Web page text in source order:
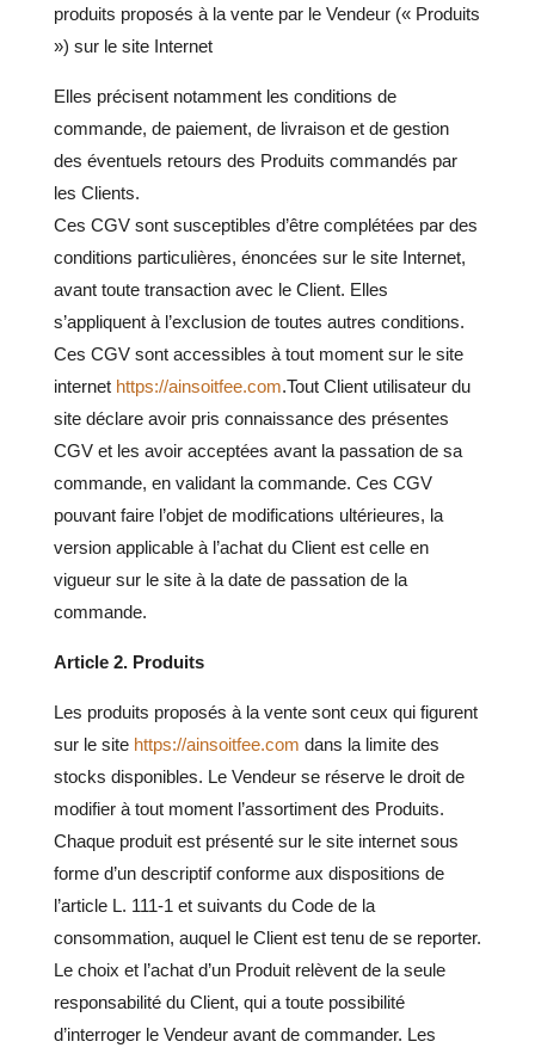
produits proposés à la vente par le Vendeur (« Produits
») sur le site Internet
Elles précisent notamment les conditions de
commande, de paiement, de livraison et de gestion
des éventuels retours des Produits commandés par
les Clients.
Ces CGV sont susceptibles d’être complétées par des
conditions particulières, énoncées sur le site Internet,
avant toute transaction avec le Client. Elles
s’appliquent à l’exclusion de toutes autres conditions.
Ces CGV sont accessibles à tout moment sur le site
internet https://ainsoitfee.com.Tout Client utilisateur du
site déclare avoir pris connaissance des présentes
CGV et les avoir acceptées avant la passation de sa
commande, en validant la commande. Ces CGV
pouvant faire l’objet de modifications ultérieures, la
version applicable à l’achat du Client est celle en
vigueur sur le site à la date de passation de la
commande.
Article 2. Produits
Les produits proposés à la vente sont ceux qui figurent
sur le site https://ainsoitfee.com dans la limite des
stocks disponibles. Le Vendeur se réserve le droit de
modifier à tout moment l’assortiment des Produits.
Chaque produit est présenté sur le site internet sous
forme d’un descriptif conforme aux dispositions de
l’article L. 111-1 et suivants du Code de la
consommation, auquel le Client est tenu de se reporter.
Le choix et l’achat d’un Produit relèvent de la seule
responsabilité du Client, qui a toute possibilité
d’interroger le Vendeur avant de commander. Les